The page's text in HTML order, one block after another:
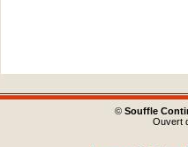
© Souffle
Ouvert